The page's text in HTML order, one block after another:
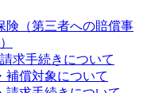
険（第三者への賠償事
求手続きについて
補償対象について